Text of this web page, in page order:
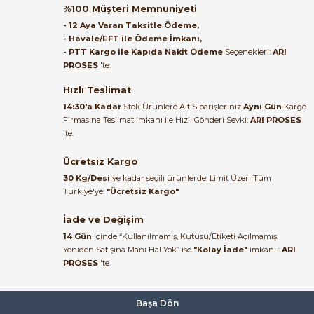
Orijinal kutusuyla ertesi gün
ulaştı elimize. Teşekkürler.
B... A... | 27/06/2026
bundan mehmet bey ilgi ve
alakası için teşekkür ederim
muhammed demirci |
Ürün elime eksiksiz ve hasarsız
ulaştı. Paketleme özenliydi,
Kemal Toktaş | 20/06/2026
problemsiz geçti.
%100 Müşteri Memnuniyeti
- 12 Aya Varan Taksitle Ödeme,
- Havale/EFT ile Ödeme İmkanı,
- PTT Kargo ile Kapıda Nakit Ödeme Seçenekleri: ARI
PROSES 'te.
Hızlı Teslimat
14:30'a Kadar Stok Ürünlere Ait Siparişleriniz Aynı Gün Kargo
Firmasına Teslimat imkanı ile Hızlı Gönderi Sevki: ARI PROSES
'te.
Ücretsiz Kargo
30 Kg/Desi'ye kadar seçili ürünlerde, Limit Üzeri Tüm
Türkiye'ye: "Ücretsiz Kargo"
İade ve Değişim
14 Gün İçinde “Kullanılmamış, Kutusu/Etiketi Açılmamış,
Yeniden Satışına Mani Hal Yok” ise "Kolay İade" imkanı : ARI
PROSES 'te.
Başa Dön